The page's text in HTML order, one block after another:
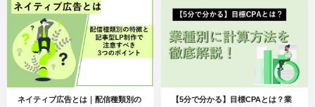
ネイティブ広告とは｜配信種類別の
【5分で分かる】目標CPAとは？業